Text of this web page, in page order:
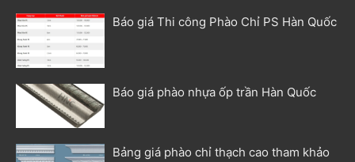
Báo giá Thi công Phào Chỉ PS Hàn Quốc
Báo giá phào nhựa ốp trần Hàn Quốc
Bảng giá phào chỉ thạch cao tham khảo